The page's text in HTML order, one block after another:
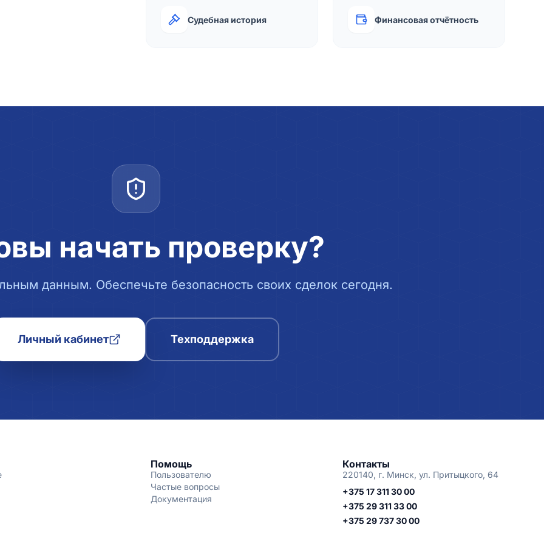
Судебная история Финансовая отчётность
начать проверку?
данным. Обеспечьте безопасность своих сделок сегодня.
Личный кабинет Техподдержка
Помощь
Пользователю
Частые вопросы
Документация
Контакты
220140, г. Минск, ул. Притыцкого, 64
+375 17 311 30 00
+375 29 311 33 00
+375 29 737 30 00